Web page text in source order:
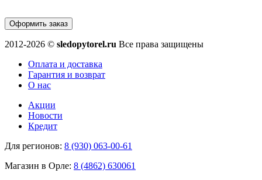
Оформить заказ
2012-2026 © sledopytorel.ru Все права защищены
Оплата и доставка
Гарантия и возврат
О нас
Акции
Новости
Кредит
Для регионов: 8 (930) 063-00-61
Магазин в Орле: 8 (4862) 630061